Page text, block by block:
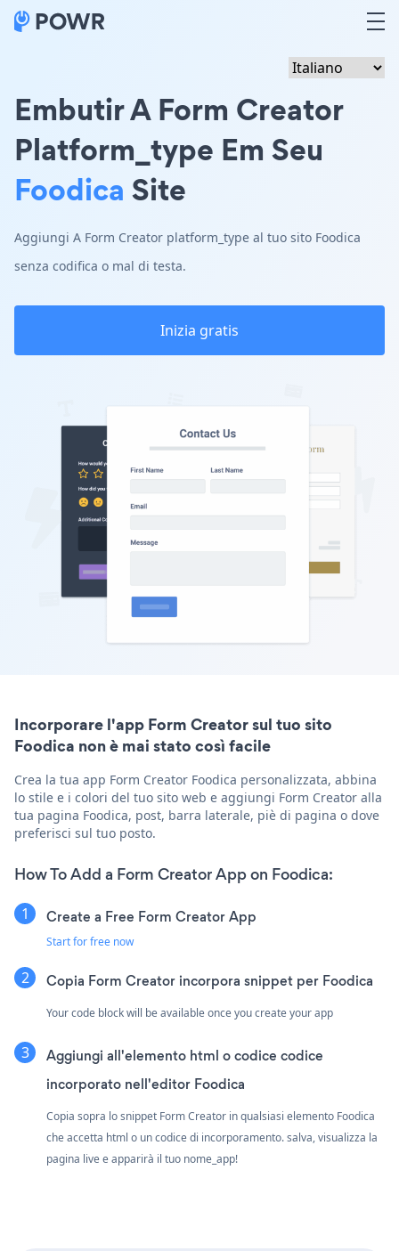
Embutir A Form Creator
Platform_type Em Seu
Foodica Site
Aggiungi A Form Creator platform_type al tuo sito Foodica
senza codifica o mal di testa.
Inizia gratis
Incorporare l'app Form Creator sul tuo sito
Foodica non è mai stato così facile
Crea la tua app Form Creator Foodica personalizzata, abbina
lo stile e i colori del tuo sito web e aggiungi Form Creator alla
tua pagina Foodica, post, barra laterale, piè di pagina o dove
preferisci sul tuo posto.
How To Add a Form Creator App on Foodica:
Create a Free Form Creator App
Start for free now
Copia Form Creator incorpora snippet per Foodica
Your code block will be available once you create your app
Aggiungi all'elemento html o codice codice
incorporato nell'editor Foodica
Copia sopra lo snippet Form Creator in qualsiasi elemento Foodica
che accetta html o un codice di incorporamento. salva, visualizza la
pagina live e apparirà il tuo nome_app!